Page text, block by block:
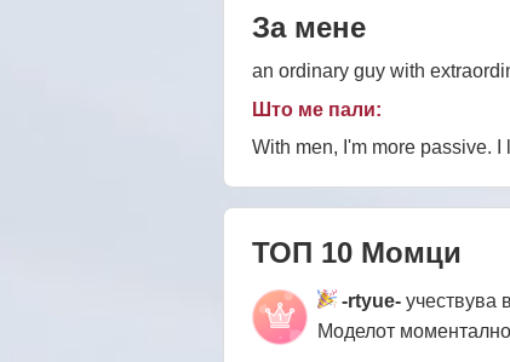
За мене
an ordinary guy with
Што ме пали:
With men, I'm more passive.
ТОП 10 Момци
-rtyue- учествува
Моделот